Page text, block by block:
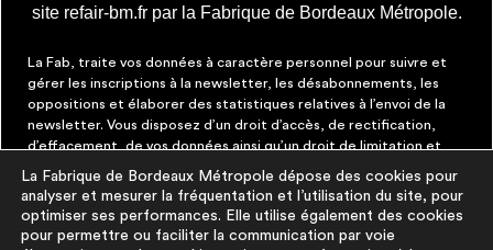
site refair-bm.fr par la Fabrique de Bordeaux Métropole.
La Fab, traite vos données à caractère personnel pour suivre et
gérer les inscriptions à la newsletter, les désabonnements, les
oppositions et élaborer des statistiques relatives à l’envoi de la
newsletter. Vous disposez d’un droit d’accès, de rectification,
d’effacement, de vos données ainsi qu’un droit de limitation et
moment faire cesser ces communications en cliquant sur le lien de
désinscription figurant dans chaque message. Vous pouvez
exercer ces droits par courrier électronique à contact@lafab-
La Fabrique de Bordeaux Métropole dépose des cookies pour
analyser et mesurer la fréquentation et l’utilisation du site, pour
optimiser ses performances. Elle utilise également des cookies
pour permettre ou faciliter la communication par voie